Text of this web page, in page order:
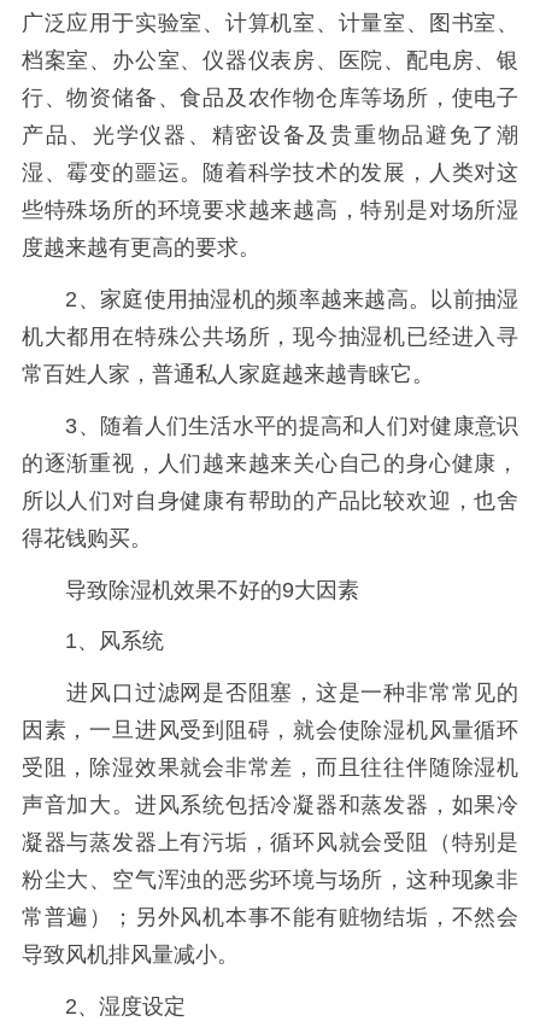
广泛应用于实验室、计算机室、计量室、图书室、
档案室、办公室、仪器仪表房、医院、配电房、银
行、物资储备、食品及农作物仓库等场所，使电子
产品、光学仪器、精密设备及贵重物品避免了潮
湿、霉变的噩运。随着科学技术的发展，人类对这
些特殊场所的环境要求越来越高，特别是对场所湿
度越来越有更高的要求。
2、家庭使用抽湿机的频率越来越高。以前抽湿
机大都用在特殊公共场所，现今抽湿机已经进入寻
常百姓人家，普通私人家庭越来越青睐它。
3、随着人们生活水平的提高和人们对健康意识
的逐渐重视，人们越来越来关心自己的身心健康，
所以人们对自身健康有帮助的产品比较欢迎，也舍
得花钱购买。
导致除湿机效果不好的9大因素
1、风系统
进风口过滤网是否阻塞，这是一种非常常见的
因素，一旦进风受到阻碍，就会使除湿机风量循环
受阻，除湿效果就会非常差，而且往往伴随除湿机
声音加大。进风系统包括冷凝器和蒸发器，如果冷
凝器与蒸发器上有污垢，循环风就会受阻（特别是
粉尘大、空气浑浊的恶劣环境与场所，这种现象非
常普遍）；另外风机本事不能有赃物结垢，不然会
导致风机排风量减小。
2、湿度设定